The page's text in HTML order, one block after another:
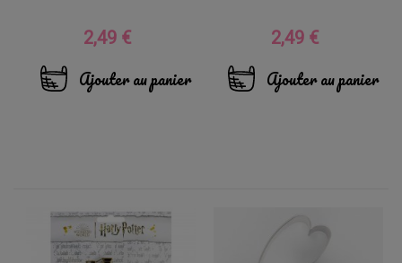
Prix
2,49 €
Ajouter au panier
Prix
2,49 €
Ajouter au panier